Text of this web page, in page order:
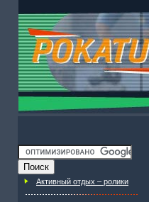
Активный отдых – ролики